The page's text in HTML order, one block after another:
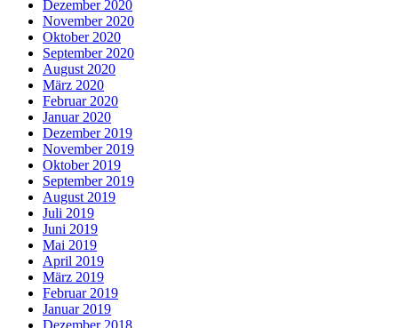
Dezember 2020
November 2020
Oktober 2020
September 2020
August 2020
März 2020
Februar 2020
Januar 2020
Dezember 2019
November 2019
Oktober 2019
September 2019
August 2019
Juli 2019
Juni 2019
Mai 2019
April 2019
März 2019
Februar 2019
Januar 2019
Dezember 2018